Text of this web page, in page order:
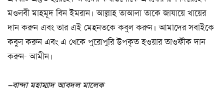
মওলবী মাহমূদ বিন ইমরান। আল্লাহ তাআলা তাকে জাযায়ে খায়ের
দান করুন এবং তার এই মেহনতকে কবুল করুন। আমাদের সবাইকে
কবুল করুন এবং এ থেকে পুরোপুরি উপকৃত হওয়ার তাওফীক দান
করুন- আমীন।
–বান্দা মুহাম্মাদ আবদুল মালেক